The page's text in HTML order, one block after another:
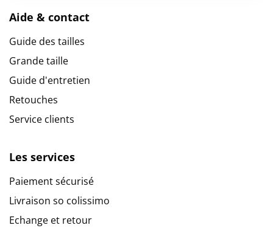
Aide & contact
Guide des tailles
Grande taille
Guide d'entretien
Retouches
Service clients
Les services
Paiement sécurisé
Livraison so colissimo
Echange et retour